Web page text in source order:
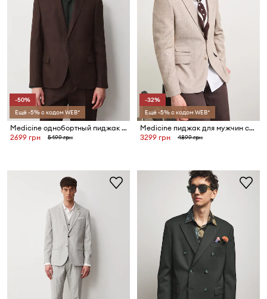
-50%
Ещё -5% с кодом WEB*
Medicine однобортный пиджак мужской льняной
2699 грн
5499 грн
-32%
Ещё -5% с кодом WEB*
Medicine пиджак для мужчин со льном
3299 грн
4899 грн